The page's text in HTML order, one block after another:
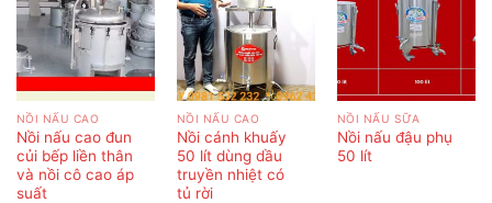
NỒI NẤU CAO
Nồi nấu cao đun
củi bếp liền thân
và nồi cô cao áp
suất
NỒI NẤU CAO
Nồi cánh khuấy
50 lít dùng dầu
truyền nhiệt có
tủ rời
NỒI NẤU SỮA
Nồi nấu đậu phụ
50 lít